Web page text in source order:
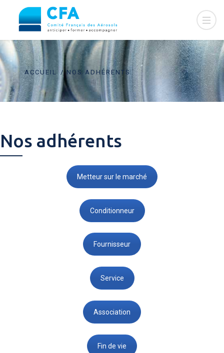
ACCUEIL NOS ADHÉRENTS
Nos adhérents
Metteur sur le marché
Conditionneur
Fournisseur
Service
Association
Fin de vie